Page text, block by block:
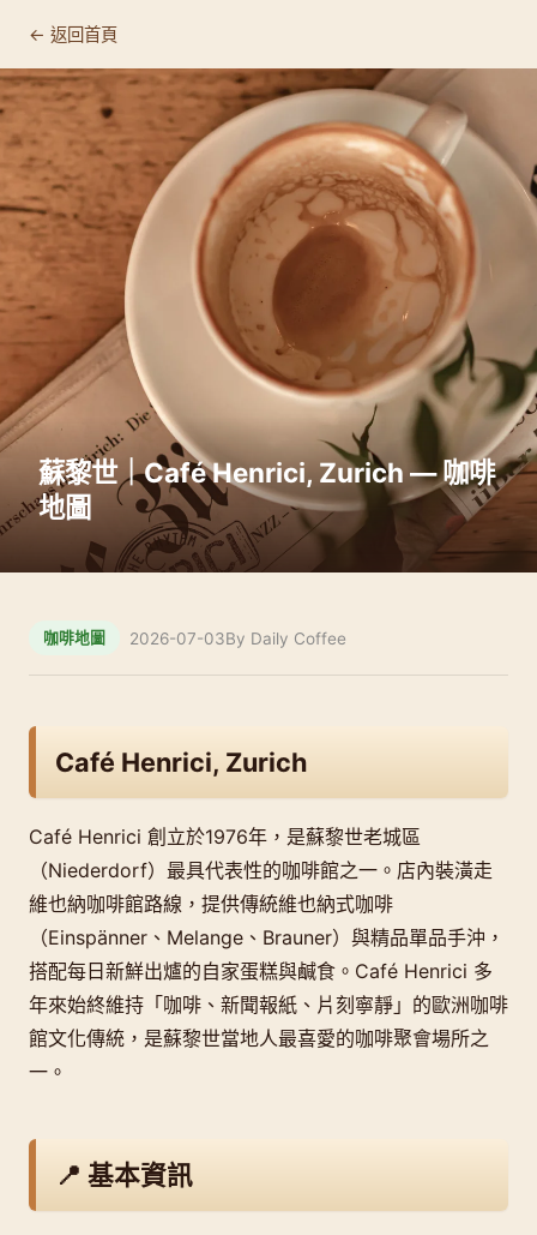
← 返回首頁
蘇黎世｜Café Henrici, Zurich — 咖啡
地圖
咖啡地圖 2026-07-03By Daily Coffee
Café Henrici, Zurich
Café Henrici 創立於1976年，是蘇黎世老城區
（Niederdorf）最具代表性的咖啡館之一。店內裝潢走
維也納咖啡館路線，提供傳統維也納式咖啡
（Einspänner、Melange、Brauner）與精品單品手沖，
搭配每日新鮮出爐的自家蛋糕與鹹食。Café Henrici 多
年來始終維持「咖啡、新聞報紙、片刻寧靜」的歐洲咖啡
館文化傳統，是蘇黎世當地人最喜愛的咖啡聚會場所之
一。
📍 基本資訊